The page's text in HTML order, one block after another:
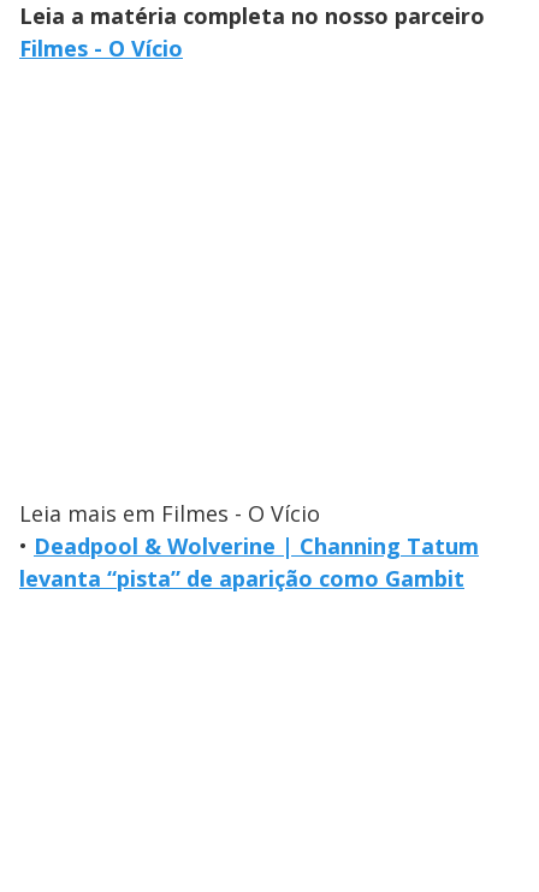
Leia a matéria completa no nosso parceiro
Filmes - O Vício
Leia mais em Filmes - O Vício
• Deadpool & Wolverine | Channing Tatum
levanta “pista” de aparição como Gambit